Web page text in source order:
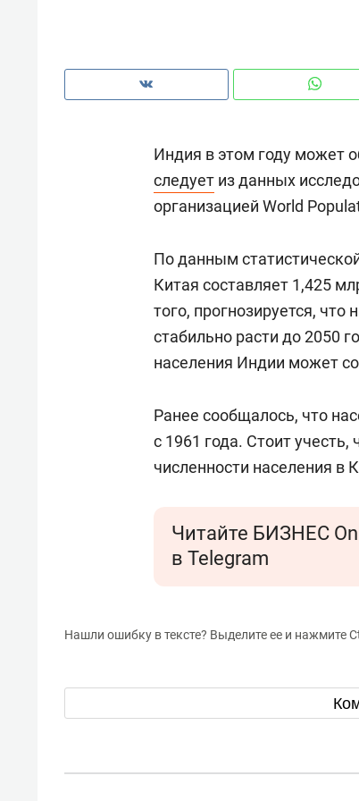
Индия в этом году может
следует из данных
организацией World
По данным
Китая составляет 1,425
того, прогнозируется,
стабильно расти до 2050
населения Индии может
Ранее сообщалось, что
с 1961 года. Стоит
численности населения в
Читайте БИЗНЕС
в Telegram
Нашли ошибку в тексте? Выделите ее и нажмите
Дизайнер-прораб Наталья
Наседкина: «Ремонт вместе
для меня это челлендж!»